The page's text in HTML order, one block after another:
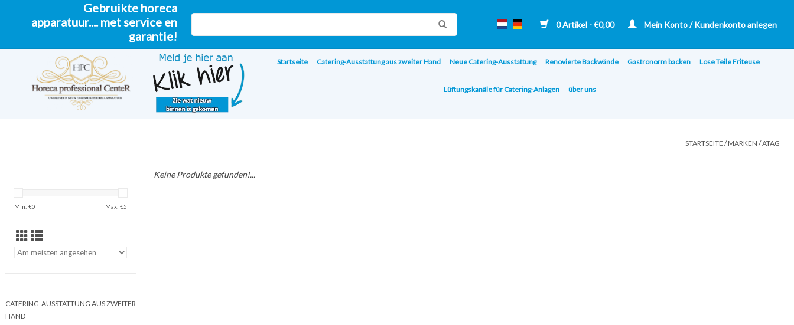
Gebruikte horeca
apparatuur.... met service en
garantie!
0 Artikel - €0,00 Mein Konto / Kundenkonto anlegen
Startseite Catering-Ausstattung aus zweiter Hand Neue Catering-Ausstattung Renovierte Backwände Gastronorm backen Lose Teile Friteuse
Lüftungskanäle für Catering-Anlagen über uns
STARTSEITE /MARKEN /ATAG
Min: €0 Max: €5
CATERING-AUSSTATTUNG AUS ZWEITER
HAND
Keine Produkte gefunden!...